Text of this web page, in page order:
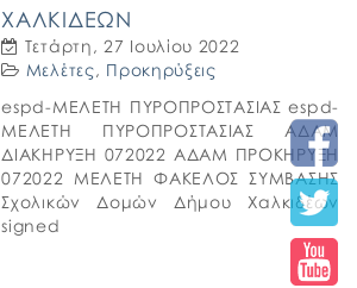
ΧΑΛΚΙΔΕΩΝ
Τετάρτη, 27 Ιουλίου 2022
Μελέτες, Προκηρύξεις
espd-ΜΕΛΕΤΗ ΠΥΡΟΠΡΟΣΤΑΣΙΑΣ espd-
ΜΕΛΕΤΗ ΠΥΡΟΠΡΟΣΤΑΣΙΑΣ ΑΔΑΜ
ΔΙΑΚΗΡΥΞΗ 072022 ΑΔΑΜ ΠΡΟΚΗΡΥΞΗ
072022 ΜΕΛΕΤΗ ΦΑΚΕΛΟΣ ΣΥΜΒΑΣΗΣ
Σχολικών Δομών Δήμου Χαλκιδέων
signed